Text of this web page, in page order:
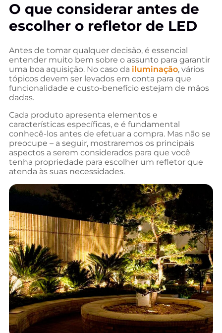
O que considerar antes de
escolher o refletor de LED
Antes de tomar qualquer decisão, é essencial
entender muito bem sobre o assunto para garantir
uma boa aquisição. No caso da iluminação, vários
tópicos devem ser levados em conta para que
funcionalidade e custo-benefício estejam de mãos
dadas.
Cada produto apresenta elementos e
características específicas, e é fundamental
conhecê-los antes de efetuar a compra. Mas não se
preocupe – a seguir, mostraremos os principais
aspectos a serem considerados para que você
tenha propriedade para escolher um refletor que
atenda às suas necessidades.